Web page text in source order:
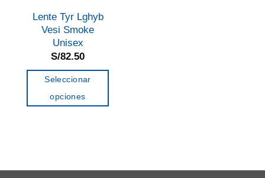
Lente Tyr Lghyb
Vesi Smoke
Unisex
S/82.50
Seleccionar
opciones